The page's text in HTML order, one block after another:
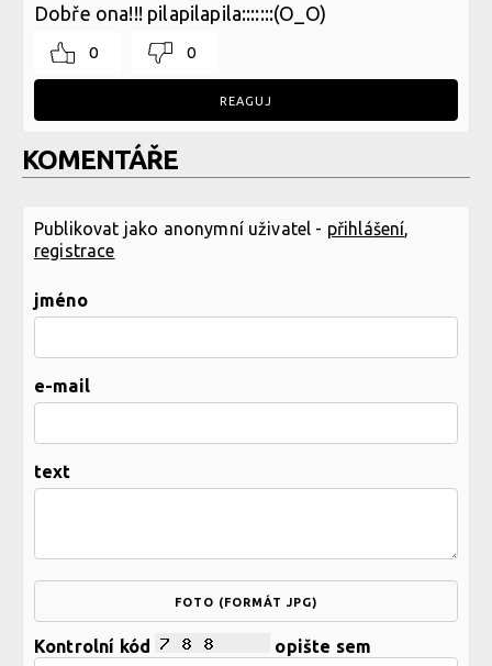
Dobře ona!!! pilapilapila:::::::(O_O)
0 0
REAGUJ
KOMENTÁŘE
Publikovat jako anonymní uživatel - přihlášení
registrace
jméno
e-mail
text
FOTO (FORMÁT JPG)
Kontrolní kód opište sem